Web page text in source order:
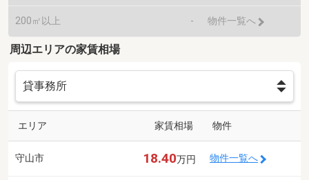
200㎡以上 - 物件一覧へ
周辺エリアの家賃相場
エリア 家賃相場 物件
守山市 18.40万円 物件一覧へ